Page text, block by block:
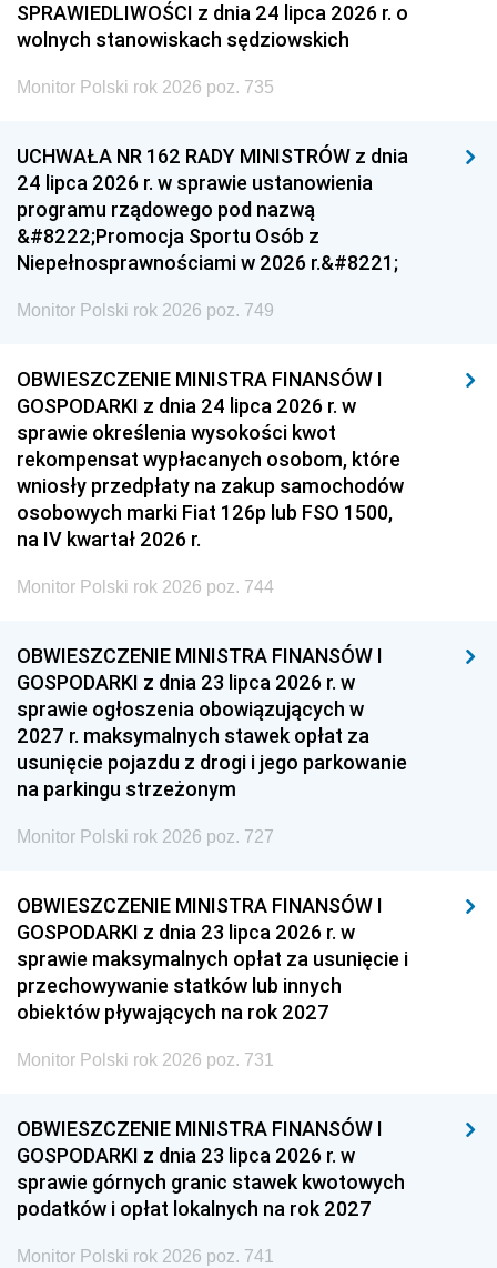
SPRAWIEDLIWOŚCI z dnia 24 lipca 2026 r. o
wolnych stanowiskach sędziowskich
Monitor Polski rok 2026 poz. 735
UCHWAŁA NR 162 RADY MINISTRÓW z dnia
24 lipca 2026 r. w sprawie ustanowienia
programu rządowego pod nazwą
&#8222;Promocja Sportu Osób z
Niepełnosprawnościami w 2026 r.&#8221;
Monitor Polski rok 2026 poz. 749
OBWIESZCZENIE MINISTRA FINANSÓW I
GOSPODARKI z dnia 24 lipca 2026 r. w
sprawie określenia wysokości kwot
rekompensat wypłacanych osobom, które
wniosły przedpłaty na zakup samochodów
osobowych marki Fiat 126p lub FSO 1500,
na IV kwartał 2026 r.
Monitor Polski rok 2026 poz. 744
OBWIESZCZENIE MINISTRA FINANSÓW I
GOSPODARKI z dnia 23 lipca 2026 r. w
sprawie ogłoszenia obowiązujących w
2027 r. maksymalnych stawek opłat za
usunięcie pojazdu z drogi i jego parkowanie
na parkingu strzeżonym
Monitor Polski rok 2026 poz. 727
OBWIESZCZENIE MINISTRA FINANSÓW I
GOSPODARKI z dnia 23 lipca 2026 r. w
sprawie maksymalnych opłat za usunięcie i
przechowywanie statków lub innych
obiektów pływających na rok 2027
Monitor Polski rok 2026 poz. 731
OBWIESZCZENIE MINISTRA FINANSÓW I
GOSPODARKI z dnia 23 lipca 2026 r. w
sprawie górnych granic stawek kwotowych
podatków i opłat lokalnych na rok 2027
Monitor Polski rok 2026 poz. 741